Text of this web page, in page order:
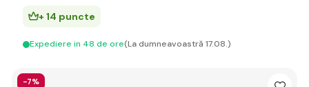
+ 14 puncte
Expediere in 48 de ore(La dumneavoastră 17.08.)
-7%